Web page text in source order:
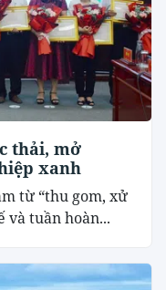
thải, mở
xanh
từ “thu gom, xử
và tuần hoàn...